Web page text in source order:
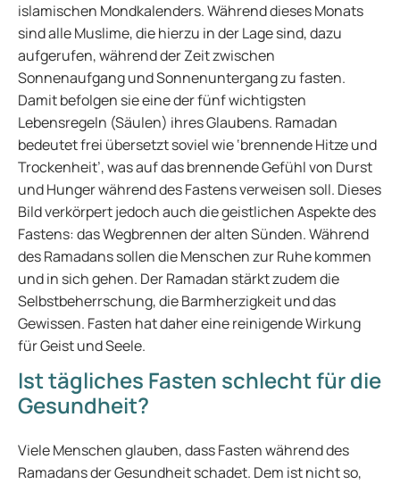
islamischen Mondkalenders. Während dieses Monats
sind alle Muslime, die hierzu in der Lage sind, dazu
aufgerufen, während der Zeit zwischen
Sonnenaufgang und Sonnenuntergang zu fasten.
Damit befolgen sie eine der fünf wichtigsten
Lebensregeln (Säulen) ihres Glaubens. Ramadan
bedeutet frei übersetzt soviel wie ‘brennende Hitze und
Trockenheit’, was auf das brennende Gefühl von Durst
und Hunger während des Fastens verweisen soll. Dieses
Bild verkörpert jedoch auch die geistlichen Aspekte des
Fastens: das Wegbrennen der alten Sünden. Während
des Ramadans sollen die Menschen zur Ruhe kommen
und in sich gehen. Der Ramadan stärkt zudem die
Selbstbeherrschung, die Barmherzigkeit und das
Gewissen. Fasten hat daher eine reinigende Wirkung
für Geist und Seele.
Ist tägliches Fasten schlecht für die
Gesundheit?
Viele Menschen glauben, dass Fasten während des
Ramadans der Gesundheit schadet. Dem ist nicht so,